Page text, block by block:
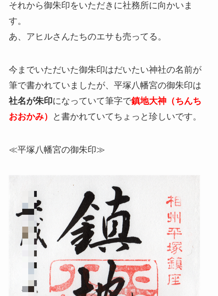
それから御朱印をいただきに社務所に向かいま
す。
あ、アヒルさんたちのエサも売ってる。
今までいただいた御朱印はだいたい神社の名前が
筆で書かれていましたが、平塚八幡宮の御朱印は
社名が朱印になっていて筆字で鎮地大神（ちんち
おおかみ）
と書かれていてちょっと珍しいです。
≪平塚八幡宮の御朱印≫